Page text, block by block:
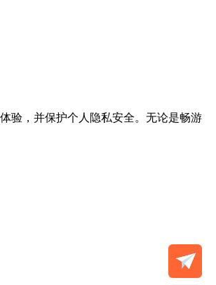
验，并保护个人隐私安全。无论是畅游